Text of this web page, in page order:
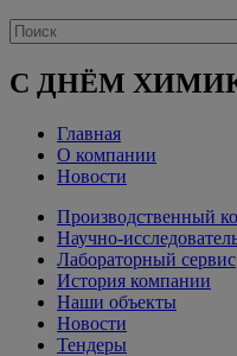
С ДНЁМ
Главная
О компании
Новости
Производственный
Научно-
Лабораторный сервис
История компании
Наши объекты
Новости
Тендеры